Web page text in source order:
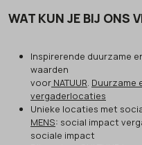
WAT KUN JE BIJ ONS
Inspirerende duurzame
waarden
voor NATUUR Duurzame
vergaderlocaties
Unieke locaties met
MENS: social impact
sociale impact